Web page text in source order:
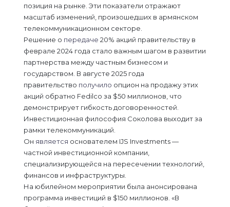
позиция на рынке. Эти показатели отражают
масштаб изменений, произошедших в армянском
телекоммуникационном секторе.
Решение о передаче 20% акций правительству в
феврале 2024 года стало важным шагом в развитии
партнерства между частным бизнесом и
государством. В августе 2025 года
правительство получило опцион на продажу этих
акций обратно Fedilco за $50 миллионов, что
демонстрирует гибкость договоренностей.
Инвестиционная философия Соколова выходит за
рамки телекоммуникаций.
Он является основателем IJS Investments —
частной инвестиционной компании,
специализирующейся на пересечении технологий,
финансов и инфраструктуры.
На юбилейном мероприятии была анонсирована
программа инвестиций в $150 миллионов. «В